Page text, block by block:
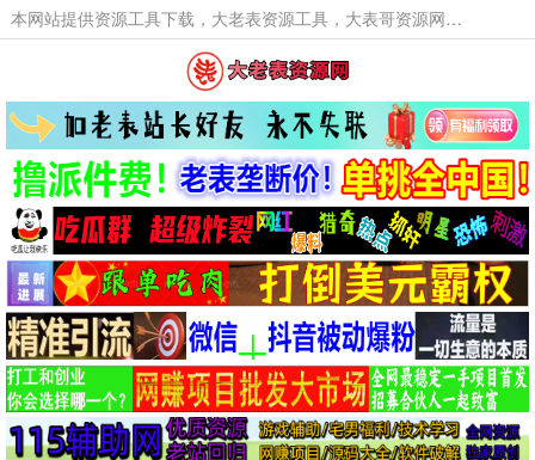
本网站提供资源工具下载，大老表资源工具，大表哥资源网软件工具，大老表资源下载，活动线报福利资源分享,活动线报，大型网游经典游戏，网络热门技术游戏辅助交流与分享。